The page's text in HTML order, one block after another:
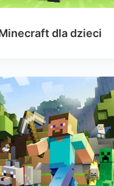
dla dzieci